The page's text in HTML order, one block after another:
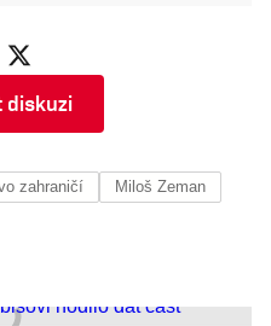
diskuzi
zahraničí
Miloš Zeman